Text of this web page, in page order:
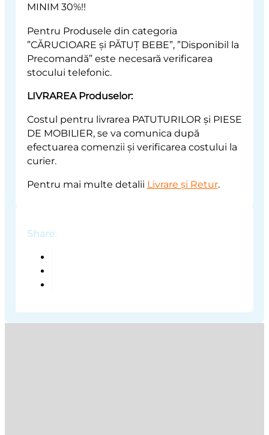
MINIM 30%!!
Pentru Produsele din categoria
”CĂRUCIOARE și PĂTUȚ BEBE”, ”Disponibil la
Precomandă” este necesară verificarea
stocului telefonic.
LIVRAREA Produselor:
Costul pentru livrarea PATUTURILOR și PIESE
DE MOBILIER, se va comunica după
efectuarea comenzii și verificarea costului la
curier.
Pentru mai multe detalii Livrare și Retur.
Share: